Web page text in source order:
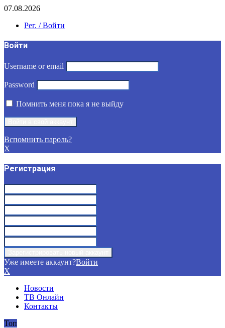
07.08.2026
Рег. / Войти
Войти
Username or email
Password
Помнить меня пока я не выйду
Вспомнить пароль?
X
Регистрация
Уже имеете аккаунт?Войти
X
Новости
ТВ Онлайн
Контакты
Топ